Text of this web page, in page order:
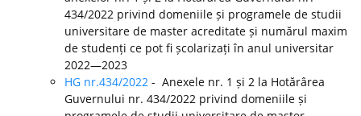
434/2022 privind domeniile și programele de studii
universitare de master acreditate și numărul maxim
de studenți ce pot fi școlarizați în anul universitar
2022—2023
HG nr.434/2022 - Anexele nr. 1 și 2 la Hotărârea
Guvernului nr. 434/2022 privind domeniile și